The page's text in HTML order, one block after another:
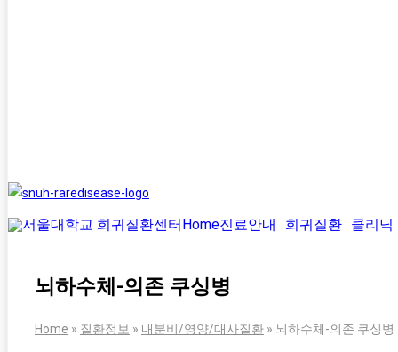
Home진료안내 희귀질환 클리닉
뇌하수체-의존 쿠싱병
Home » 질환정보 » 내분비/영양/대사질환 » 뇌하수체-의존 쿠싱병